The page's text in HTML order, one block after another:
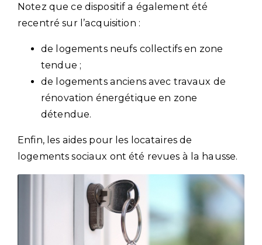
Notez que ce dispositif a également été
recentré sur l’acquisition :
de logements neufs collectifs en zone
tendue ;
de logements anciens avec travaux de
rénovation énergétique en zone
détendue.
Enfin, les aides pour les locataires de
logements sociaux ont été revues à la hausse.